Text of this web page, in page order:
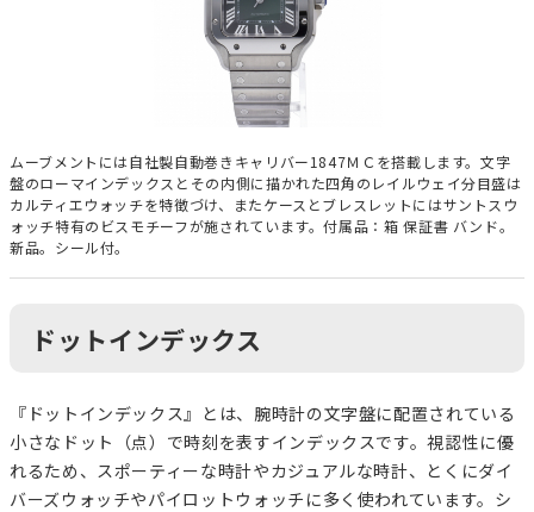
ムーブメントには自社製自動巻きキャリバー1847ＭＣを搭載します。文字
盤のローマインデックスとその内側に描かれた四角のレイルウェイ分目盛は
カルティエウォッチを特徴づけ、またケースとブレスレットにはサントスウ
ォッチ特有のビスモチーフが施されています。付属品：箱 保証書 バンド。
新品。シール付。
ドットインデックス
『ドットインデックス』とは、腕時計の文字盤に配置されている
小さなドット（点）で時刻を表すインデックスです。視認性に優
れるため、スポーティーな時計やカジュアルな時計、とくにダイ
バーズウォッチやパイロットウォッチに多く使われています。シ